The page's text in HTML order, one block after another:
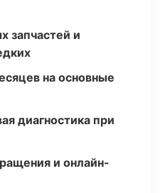
запчастей и
на основные
диагностика при
и онлайн-